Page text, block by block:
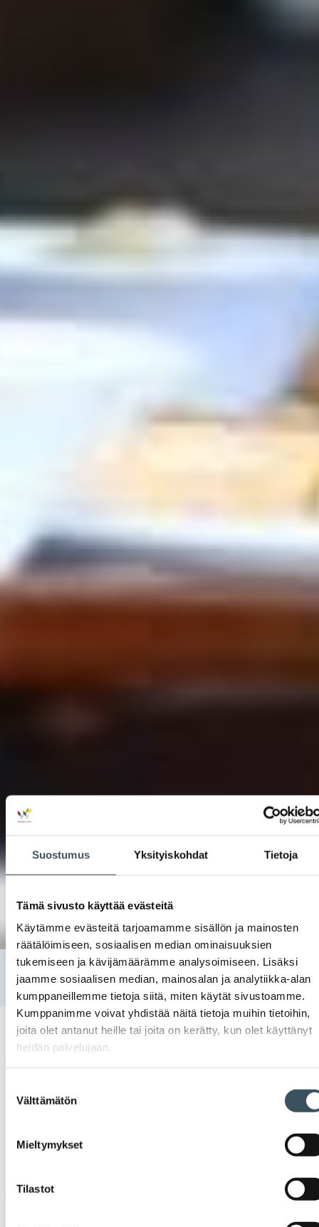
Suostumus Yksityiskohdat Tietoja
Tämä sivusto käyttää evästeitä
Käytämme evästeitä tarjoamamme sisällön ja mainosten
räätälöimiseen, sosiaalisen median ominaisuuksien
tukemiseen ja kävijämäärämme analysoimiseen. Lisäksi
jaamme sosiaalisen median, mainosalan ja analytiikka-alan
kumppaneillemme tietoja siitä, miten käytät sivustoamme.
Kumppanimme voivat yhdistää näitä tietoja muihin tietoihin,
joita olet antanut heille tai joita on kerätty, kun olet käyttänyt
heidän palvelujaan.
valinta
Välttämätön
Mieltymykset
Tilastot
Etusivu Uutishuone 2025 maaliskuu
9
S-Ostokortti lisää yhdenvertaisuutta maksamiseen
09.03.2025 12:13 Case-artikkelit
maksamiseen
digitalisoi perinteiset paperiset maksusitoumukset. Ratkaisu